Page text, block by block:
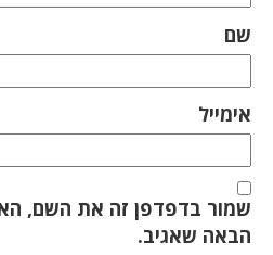
שם
אימייל
שמור בדפדפן זה את השם,
הבאה שאגיב.